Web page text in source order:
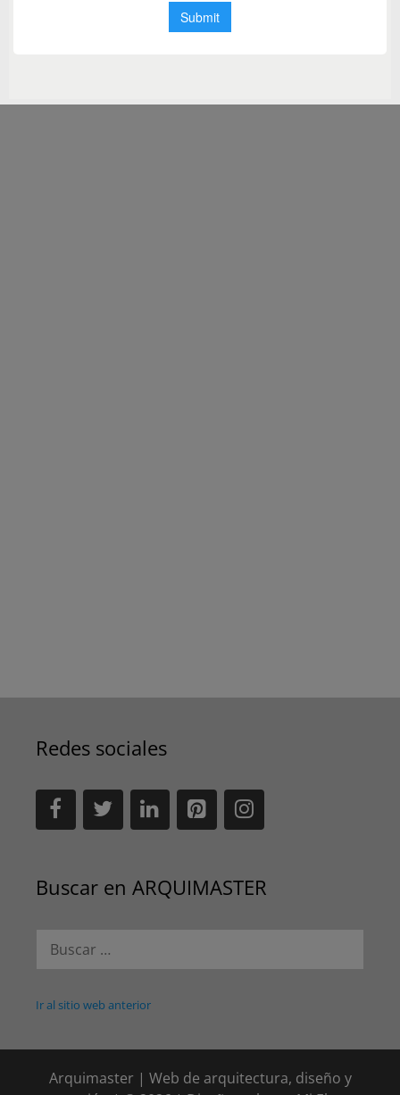
Redes sociales
Buscar en ARQUIMASTER
Ir al sitio web anterior
Arquimaster | Web de arquitectura, diseño y